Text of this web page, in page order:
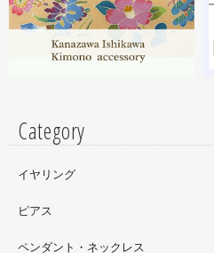
す。広面積への螺鈿細工や蒔
額品になりますがご好評のよ
はドラマに登場していたキャ
Category
イヤリング
ピアス
ペンダント・ネックレス